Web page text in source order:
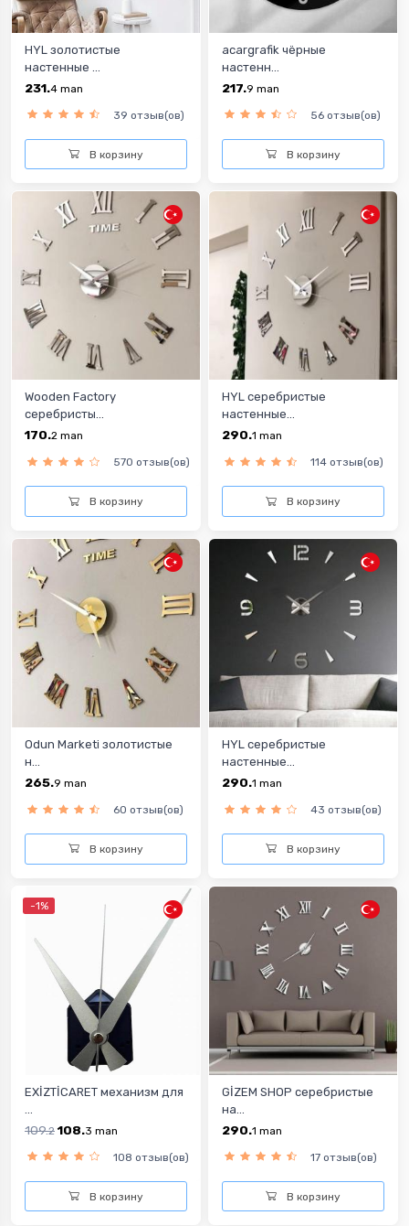
HYL золотистые
настенные ...
231.4 man
39 отзыв(ов)
В корзину
acargrafik чёрные
настенн...
217.9 man
56 отзыв(ов)
В корзину
Wooden Factory
cеребристы...
170.2 man
570 отзыв(ов)
В корзину
HYL cеребристые
настенные...
290.1 man
114 отзыв(ов)
В корзину
Odun Marketi золотистые
н...
265.9 man
60 отзыв(ов)
В корзину
HYL cеребристые
настенные...
290.1 man
43 отзыв(ов)
В корзину
-1%
EXİZTİCARET механизм для
109.2 108.3 man
108 отзыв(ов)
В корзину
GİZEM SHOP cеребристые
на...
290.1 man
17 отзыв(ов)
В корзину